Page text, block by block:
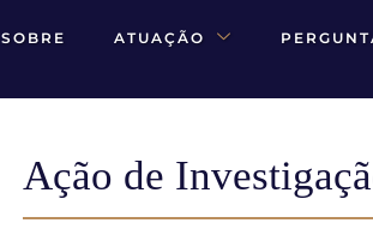
SOBRE ATUAÇÃO
Ação de